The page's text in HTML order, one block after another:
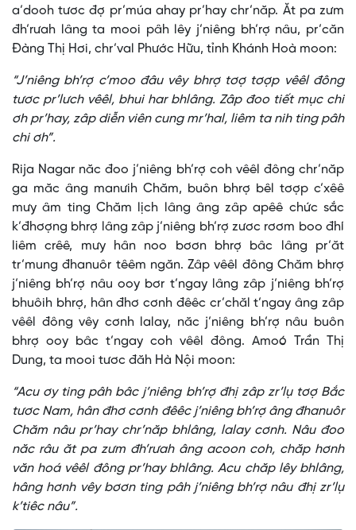
a’dooh tươc đợ pr’múa ahay pr’hay chr’năp. Ăt pa zưm
đh’rưah lâng ta mooi pâh lêy j’niêng bh’rợ nâu, pr’căn
Đàng Thị Hơi, chr’val Phước Hữu, tỉnh Khánh Hoà moon:
“J’niêng bh’rợ c’moo đâu vêy bhrợ tơợ tơợp vêêl đông
tươc pr’lưch vêêl, bhui har bhlâng. Zâp đoo tiết mục chi
ơh pr’hay, zâp diễn viên cung mr’hal, liêm ta nih ting pâh
chi ơh”.
Rija Nagar năc đoo j’niêng bh’rợ coh vêêl đông chr’năp
ga măc âng manưih Chăm, buôn bhrợ bêl tơợp c’xêê
mưy âm ting Chăm lịch lâng âng zâp apêê chức sắc
k’đhơợng bhrợ lâng zâp j’niêng bh’rợ zươc rơơm boo đhí
liêm crêê, mưy hân noo bơơn bhrợ bâc lâng pr’ăt
tr’mung đhanuôr têêm ngăn. Zâp vêêl đông Chăm bhrợ
j’niêng bh’rợ nâu ooy bơr t’ngay lâng zâp j’niêng bh’rợ
bhuôih bhrợ, hân đhơ cơnh đêêc cr’chăl t’ngay âng zâp
vêêl đông vêy cơnh lalay, năc j’niêng bh’rợ nâu buôn
bhrợ ooy bâc t’ngay coh vêêl đông. Amoó Trần Thị
Dung, ta mooi tươc đăh Hà Nội moon:
“Acu ơy ting pâh bâc j’niêng bh’rợ đhị zâp zr’lụ tơợ Bắc
tươc Nam, hân đhơ cơnh đêêc j’niêng bh’rợ âng đhanuôr
Chăm nâu pr’hay chr’năp bhlâng, lalay cơnh. Nâu đoo
năc râu ăt pa zưm đh’rưah âng acoon coh, chăp hơnh
văn hoá vêêl đông pr’hay bhlâng. Acu chăp lêy bhlâng,
hâng hơnh vêy bơơn ting pâh j’niêng bh’rợ nâu đhị zr’lụ
k’tiêc nâu”.